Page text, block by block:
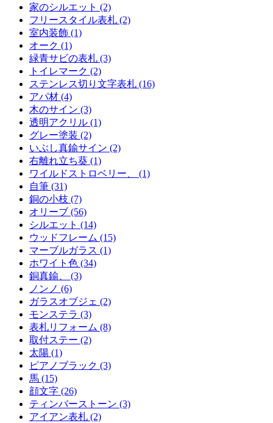
家のシルエット (2)
フリースタイル表札 (2)
室内装飾 (1)
オーク (1)
緑青サビの表札 (3)
トイレマーク (2)
ステンレス切り文字表札 (16)
アパ材 (4)
木のサイン (3)
透明アクリル (1)
グレー塗装 (2)
いぶし真鍮サイン (2)
右離れ立ち葵 (1)
ワイルドストロベリー、 (1)
自筆 (31)
銅の小枝 (7)
オリーブ (56)
シルエット (14)
ウッドフレーム (15)
マーブルガラス (1)
ホワイト色 (34)
銅真鍮、 (3)
ノンノ (6)
ガラスオブジェ (2)
モンステラ (3)
表札リフォーム (8)
取付ステー (2)
太陽 (1)
ピアノブラック (3)
馬 (15)
顔文字 (26)
ティンバーストーン (3)
アイアン表札 (2)